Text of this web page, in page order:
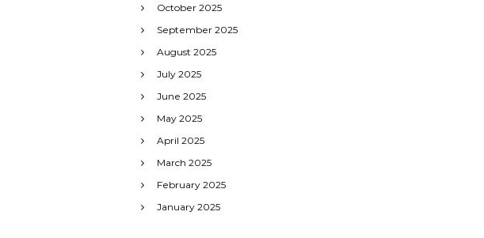
October 2025
September 2025
August 2025
July 2025
June 2025
May 2025
April 2025
March 2025
February 2025
January 2025